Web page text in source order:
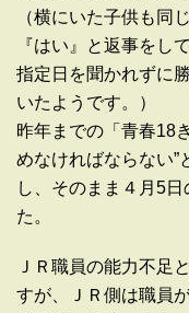
（横にいた子供も同
『はい』と返事をし
指定日を聞かれずに
いたようです。）
昨年までの「青春18
めなければならない”
し、そのまま４月5
た。
ＪＲ職員の能力不足
すが、ＪＲ側は職員